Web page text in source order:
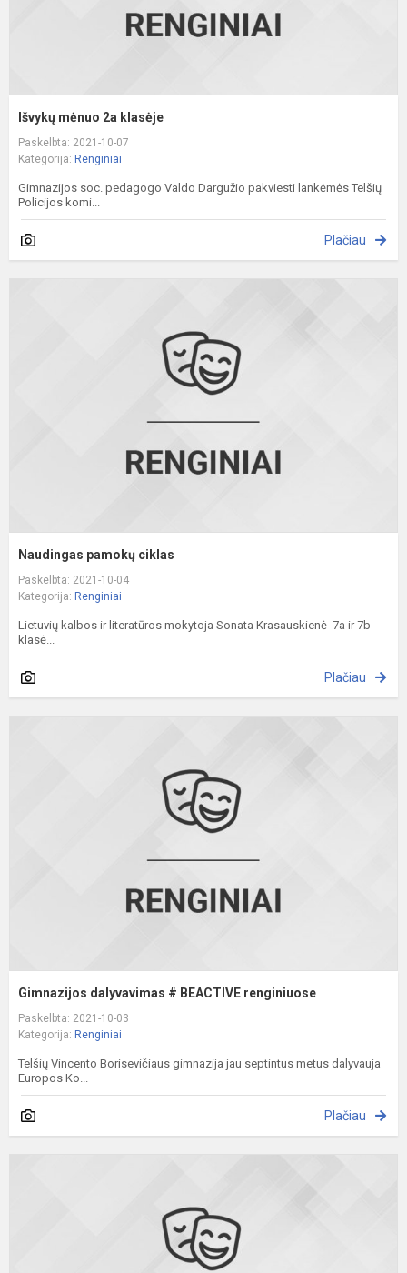
Išvykų mėnuo 2a klasėje
Paskelbta: 2021-10-07
Kategorija: Renginiai
Gimnazijos soc. pedagogo Valdo Dargužio pakviesti lankėmės Telšių
Policijos komi...
Plačiau
Naudingas pamokų ciklas
Paskelbta: 2021-10-04
Kategorija: Renginiai
Lietuvių kalbos ir literatūros mokytoja Sonata Krasauskienė 7a ir 7b
klasė...
Plačiau
Gimnazijos dalyvavimas # BEACTIVE renginiuose
Paskelbta: 2021-10-03
Kategorija: Renginiai
Telšių Vincento Borisevičiaus gimnazija jau septintus metus dalyvauja
Europos Ko...
Plačiau